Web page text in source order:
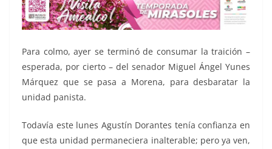
Para colmo, ayer se terminó de consumar la traición –
esperada, por cierto – del senador Miguel Ángel Yunes
Márquez que se pasa a Morena, para desbaratar la
unidad panista.
Todavía este lunes Agustín Dorantes tenía confianza en
que esta unidad permaneciera inalterable; pero ya ven,